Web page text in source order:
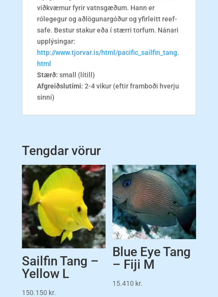
viðkvæmur fyrir vatnsgæðum. Hann er
rólegegur og aðlögunargóður og yfirleitt reef-
safe. Bestur stakur eða í stærri torfum. Nánari
upplýsingar:
http://www.tjorvar.is/html/pacific_sailfin_tang.
html
Stærð: small (lítill)
Afgreiðslutími: 2-4 vikur (eftir framboði hverju
sinni)
Tengdar vörur
Sailfin Tang –
Yellow L
150.150 kr.
Blue Eye Tang
– Fiji M
15.410 kr.